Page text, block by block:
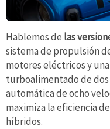
Hablemos de las
sistema de propulsión
motores eléctricos y
turboalimentado de
automática de ocho
maximiza la eficiencia
híbridos.